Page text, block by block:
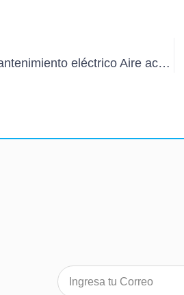
Falta de mantenimiento eléctrico Aire acondicionado